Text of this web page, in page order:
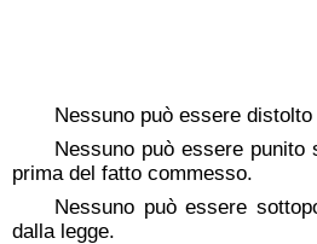
Nessuno può essere
Nessuno può essere
prima del fatto commesso.
Nessuno può essere
dalla legge.